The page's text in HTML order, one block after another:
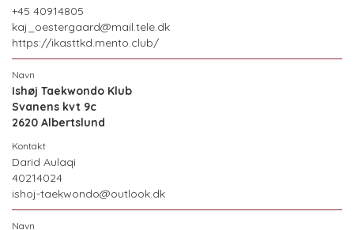
+45 40914805
kaj_oestergaard@mail.tele.dk
https://ikasttkd.mento.club/
Ishøj Taekwondo Klub
Svanens kvt 9c
2620 Albertslund
Darid Aulaqi
40214024
ishoj-taekwondo@outlook.dk